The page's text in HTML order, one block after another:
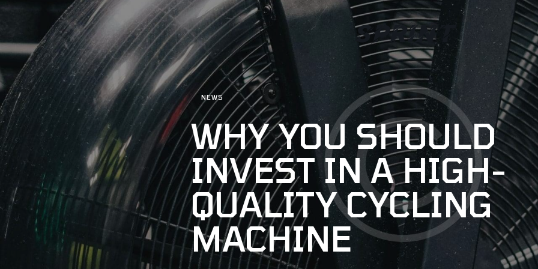
NEWS
WHY YOU SHOULD
INVEST IN A HIGH-
QUALITY CYCLING
MACHINE